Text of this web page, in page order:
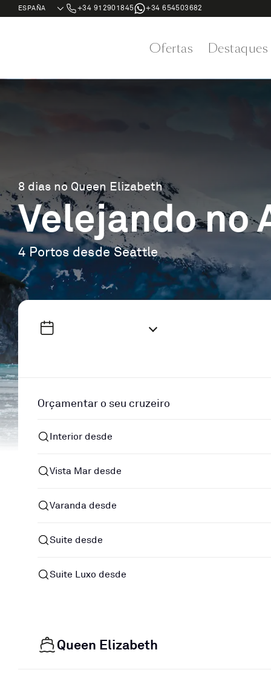
+34 912901845 +34 654503682
Ofertas Destaques
8 dias no Queen Elizabeth
Velejando no
4 Portos desde Seattle
Orçamentar o seu cruzeiro
Interior desde
Vista Mar desde
Varanda desde
Suite desde
Suite Luxo desde
Queen Elizabeth